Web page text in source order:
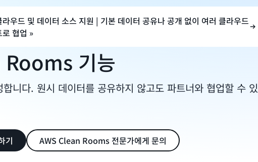
우드 및 데이터 소스 지원 | 기본 데이터 공유나 공개 없이 여러 클라우드
협업 »
기능
니다. 원시 데이터를 공유하지 않고도 파트너와 협업할 수 있
기 AWS Clean Rooms 전문가에게 문의